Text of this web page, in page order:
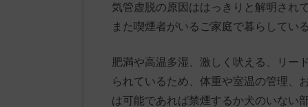
気管虚脱の原因ははっきりと解明され
また喫煙者がいるご家庭で暮らしてい
肥満や高温多湿、激しく吠える、リー
られているため、体重や室温の管理、
は可能であれば禁煙するか犬のいない